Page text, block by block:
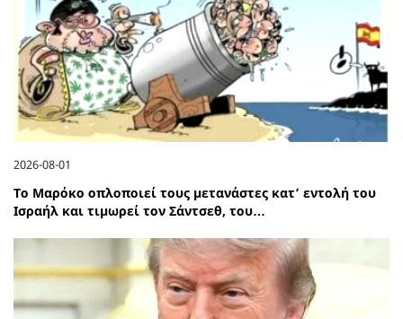
2026-08-01
Το Μαρόκο οπλοποιεί τους μετανάστες κατ’ εντολή του
Ισραήλ και τιμωρεί τον Σάντσεθ, του…